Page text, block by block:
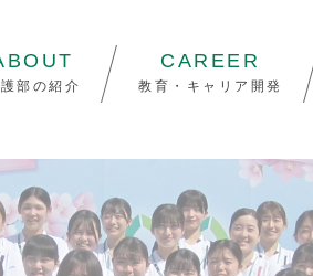
部の紹介
CAREER
教育・キャリア開発